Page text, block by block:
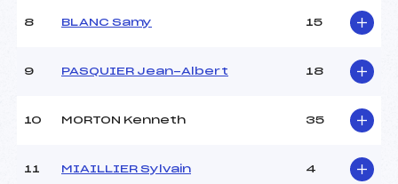
Ouvreurs D :
DUJOUX ()
Météo :
NUAGEUX
DUR
Nombre de portes :
52
8 BLANC Samy 15
9 PASQUIER Jean-Albert 18
10 MORTON Kenneth 35
11 MIAILLIER Sylvain 4